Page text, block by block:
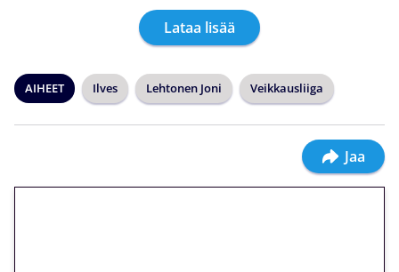
Lataa lisää
AIHEET Ilves Lehtonen Joni Veikkausliiga
Jaa